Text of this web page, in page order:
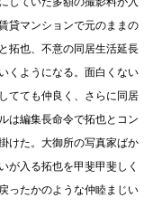
貸マンションで元のままの
拓也、不意の同居生活延長
くようになる。面白くない
てても仲良く、さらに同居
は編集長命令で拓也とコン
けた。大御所の写真家ばか
が入る拓也を甲斐甲斐しく
ったかのような仲睦まじい